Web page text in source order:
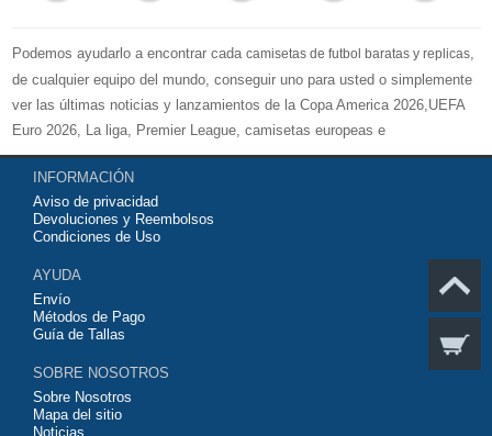
Podemos ayudarlo a encontrar cada camisetas de futbol baratas y replicas,
de cualquier equipo del mundo, conseguir uno para usted o simplemente
ver las últimas noticias y lanzamientos de la Copa America 2026,UEFA
Euro 2026, La liga, Premier League, camisetas europeas e
internacionales de equipos de fútbol y kits.
Comprecamisetas de futbol baratas
de Europa. ¡Grandes ofertas en todas las camisetas del club de fútbol, ​​
kits europeos e internacionales, todo a los precios más bajos!
camisetas de futbol tailandia, ​​
Pantalones, equipaciones, camisetas y un portero a partir de €17.3.
Diseños de fútbol únicos. Envío rápido y envío gratuito en pedidos
superiores a €99.
INFORMACIÓN
Aviso de privacidad
Devoluciones y Reembolsos
Condiciones de Uso
AYUDA
Envío
Métodos de Pago
Guía de Tallas
SOBRE NOSOTROS
Sobre Nosotros
Mapa del sitio
Noticias